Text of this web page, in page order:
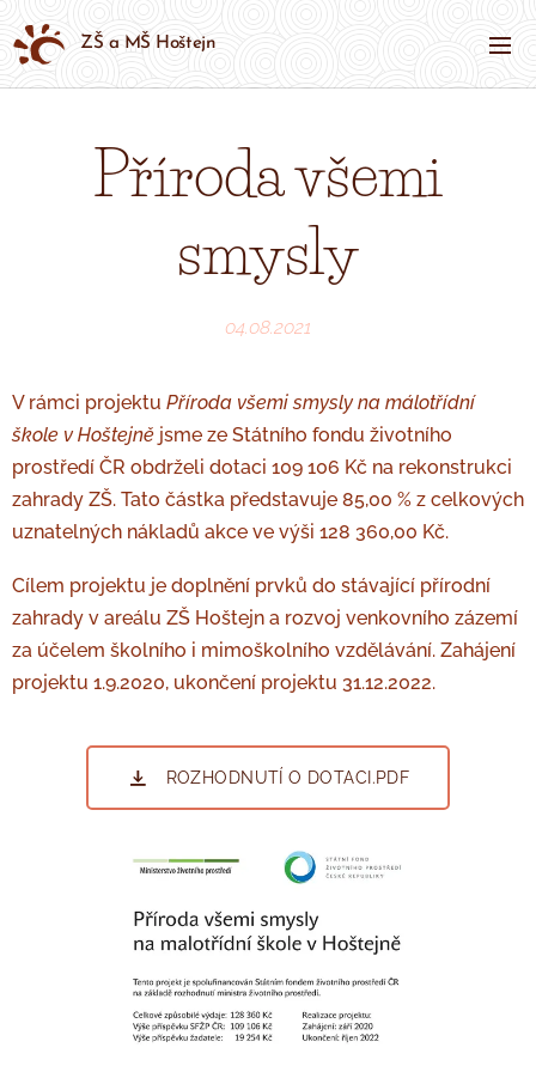
ZŠ a MŠ Hoštejn
Příroda všemi
smysly
04.08.2021
V rámci projektu Příroda všemi smysly na málotřídní
škole v Hoštejně jsme ze Státního fondu životního
prostředí ČR obdrželi dotaci 109 106 Kč na rekonstrukci
zahrady ZŠ. Tato částka představuje 85,00 % z celkových
uznatelných nákladů akce ve výši 128 360,00 Kč.
Cílem projektu je doplnění prvků do stávající přírodní
zahrady v areálu ZŠ Hoštejn a rozvoj venkovního zázemí
za účelem školního i mimoškolního vzdělávání. Zahájení
projektu 1.9.2020, ukončení projektu 31.12.2022.
ROZHODNUTÍ O DOTACI.PDF